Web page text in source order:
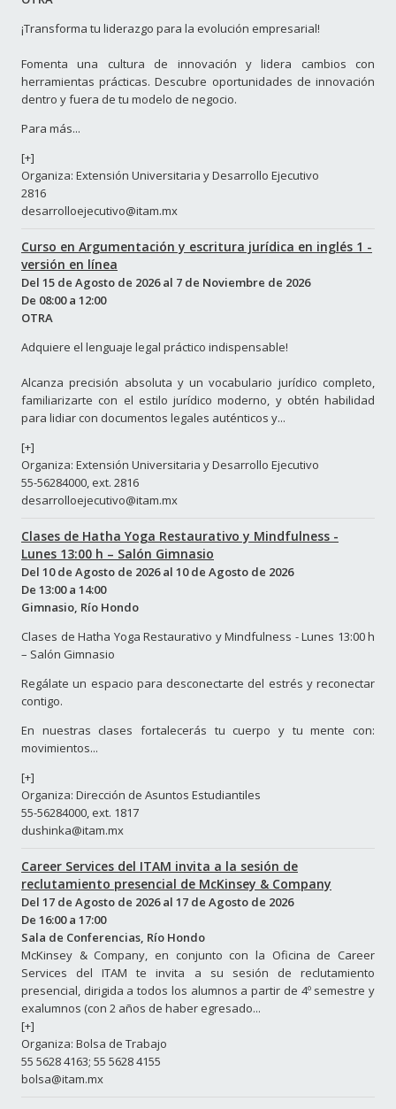
¡Transforma tu liderazgo para la evolución empresarial!
Fomenta una cultura de innovación y lidera cambios con
herramientas prácticas. Descubre oportunidades de innovación
dentro y fuera de tu modelo de negocio.
Para más...
[+]
Organiza: Extensión Universitaria y Desarrollo Ejecutivo
2816
desarrolloejecutivo@itam.mx
Curso en Argumentación y escritura jurídica en inglés 1 -
versión en línea
Del 15 de Agosto de 2026al 7 de Noviembre de 2026
De 08:00a 12:00
OTRA
Adquiere el lenguaje legal práctico indispensable!
Alcanza precisión absoluta y un vocabulario jurídico completo,
familiarizarte con el estilo jurídico moderno, y obtén habilidad
para lidiar con documentos legales auténticos y...
[+]
Organiza: Extensión Universitaria y Desarrollo Ejecutivo
55-56284000, ext. 2816
desarrolloejecutivo@itam.mx
Clases de Hatha Yoga Restaurativo y Mindfulness -
Lunes 13:00 h – Salón Gimnasio
Del 10 de Agosto de 2026al 10 de Agosto de 2026
De 13:00a 14:00
Gimnasio, Río Hondo
Clases de Hatha Yoga Restaurativo y Mindfulness - Lunes 13:00 h
– Salón Gimnasio
Regálate un espacio para desconectarte del estrés y reconectar
contigo.
En nuestras clases fortalecerás tu cuerpo y tu mente con:
movimientos...
[+]
Organiza: Dirección de Asuntos Estudiantiles
55-56284000, ext. 1817
dushinka@itam.mx
Career Services del ITAM invita a la sesión de
reclutamiento presencial de McKinsey & Company
Del 17 de Agosto de 2026al 17 de Agosto de 2026
De 16:00a 17:00
Sala de Conferencias, Río Hondo
McKinsey & Company, en conjunto con la Oficina de Career
Services del ITAM te invita a su sesión de reclutamiento
presencial, dirigida a todos los alumnos a partir de 4º semestre y
exalumnos (con 2 años de haber egresado...
[+]
Organiza: Bolsa de Trabajo
55 5628 4163; 55 5628 4155
bolsa@itam.mx